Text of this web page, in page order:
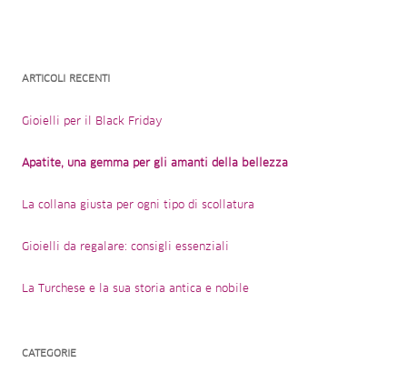
ARTICOLI RECENTI
Gioielli per il Black Friday
Apatite, una gemma per gli amanti della bellezza
La collana giusta per ogni tipo di scollatura
Gioielli da regalare: consigli essenziali
La Turchese e la sua storia antica e nobile
CATEGORIE